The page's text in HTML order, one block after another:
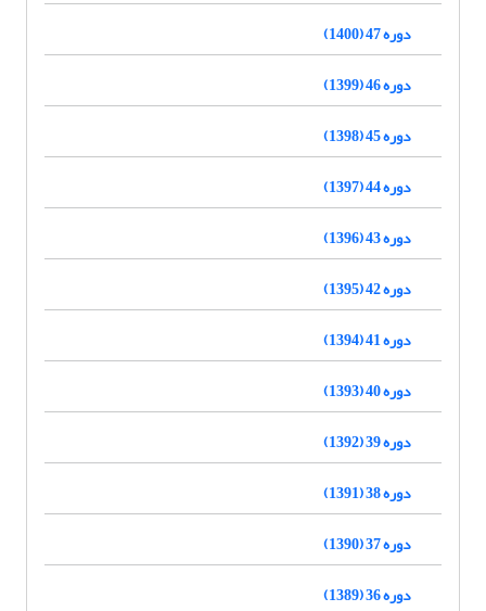
دوره 47 (1400)
دوره 46 (1399)
دوره 45 (1398)
دوره 44 (1397)
دوره 43 (1396)
دوره 42 (1395)
دوره 41 (1394)
دوره 40 (1393)
دوره 39 (1392)
دوره 38 (1391)
دوره 37 (1390)
دوره 36 (1389)